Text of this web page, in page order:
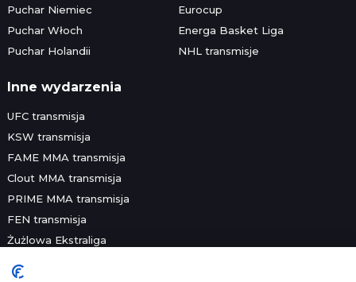
Puchar Niemiec
Puchar Włoch
Puchar Holandii
Eurocup
Energa Basket Liga
NHL transmisje
Inne wydarzenia
UFC transmisja
KSW transmisja
FAME MMA transmisja
Clout MMA transmisja
PRIME MMA transmisja
FEN transmisja
Żużlowa Ekstraliga